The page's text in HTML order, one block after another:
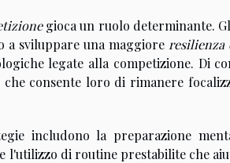
gioca un ruolo determinante.
a sviluppare una maggiore resilienza
legate alla competizione. Di
che consente loro di rimanere
includono la preparazione
l'utilizzo di routine prestabilite che